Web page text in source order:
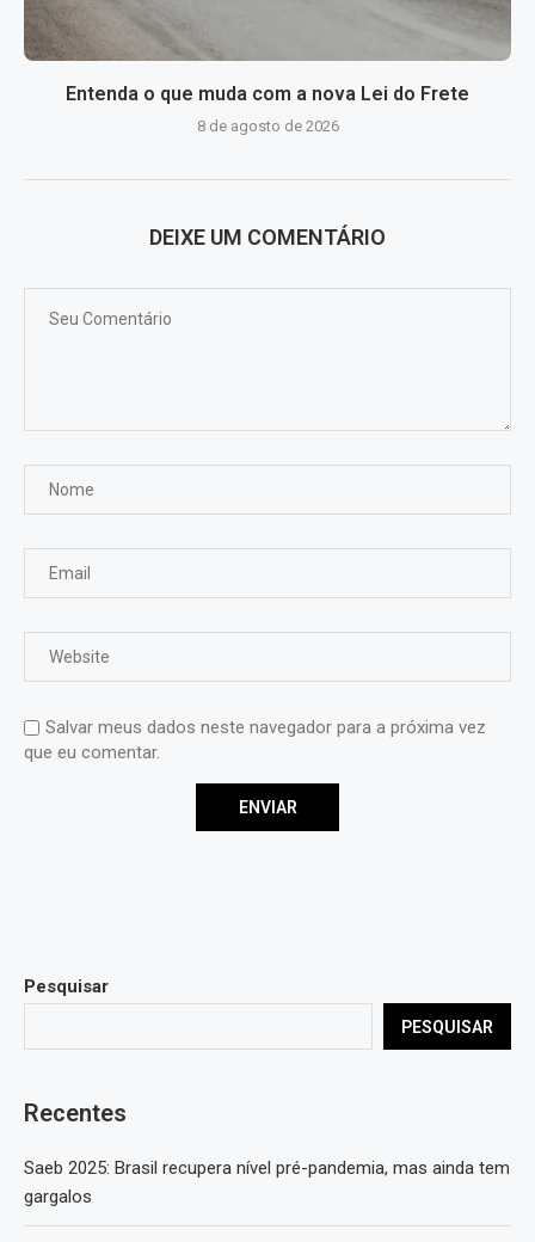
Entenda o que muda com a nova Lei do Frete
8 de agosto de 2026
DEIXE UM COMENTÁRIO
Salvar meus dados neste navegador para a próxima vez
que eu comentar.
Pesquisar
PESQUISAR
Recentes
Saeb 2025: Brasil recupera nível pré-pandemia, mas ainda tem
gargalos